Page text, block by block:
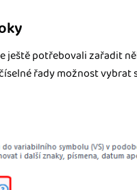
ještě potřebovali zařadit
řady možnost vybrat